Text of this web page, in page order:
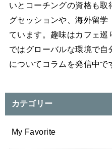
いとコーチングの資格も
グセッションや、海外留学
ています。趣味はカフェ
ではグローバルな環境で
についてコラムを発信中で
カテゴリー
My Favorite